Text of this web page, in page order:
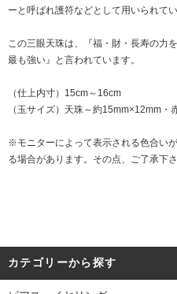
ーと呼ばれ護符などとして用いられてい
この三眼天珠は、『福・財・長寿の力
最も強い』と言われています。
（仕上内寸）15cm～16cm
（玉サイズ）天珠～約15mm×12mm・
※モニターによって表示される色合い
る場合があります。その点、ご了承下さ
カテゴリーから探す